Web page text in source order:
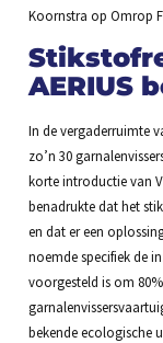
Koornstra op Omrop
AERIUS
In de vergaderruimte
zo’n 30
korte introductie van
benadrukte dat het
en dat er een
noemde specifiek de
voorgesteld is om
bekende ecologische